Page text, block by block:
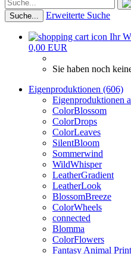
Suche... Erweiterte Suche
Ihr
0,00 EUR
Sie haben noch
Eigenproduktionen (606)
Eigenproduktionen
ColorBlossom
ColorDrops
ColorLeaves
SilentBloom
Sommerwind
WildWhisper
LeatherGradient
LeatherLook
BlossomBreeze
ColorWheels
connected
Blomma
ColorFlowers
Fantasy Animal Print